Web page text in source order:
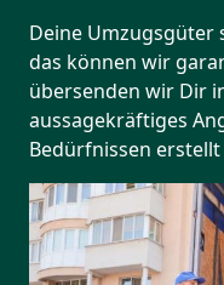
Deine Umzugsgüter
das können wir
übersenden wir Dir
aussagekräftiges
Bedürfnissen